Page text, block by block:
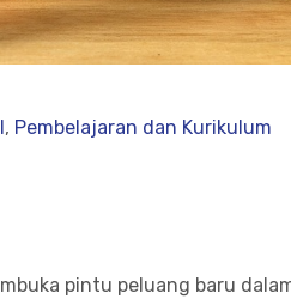
, Pembelajaran dan Kurikulum
pintu peluang baru